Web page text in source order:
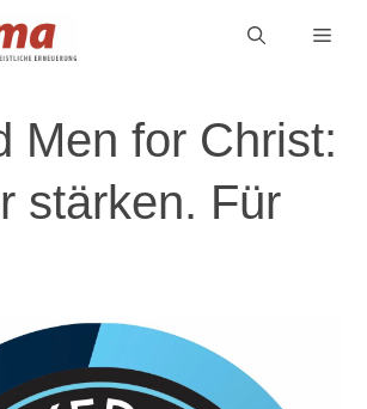
Men for Christ:
stärken. Für